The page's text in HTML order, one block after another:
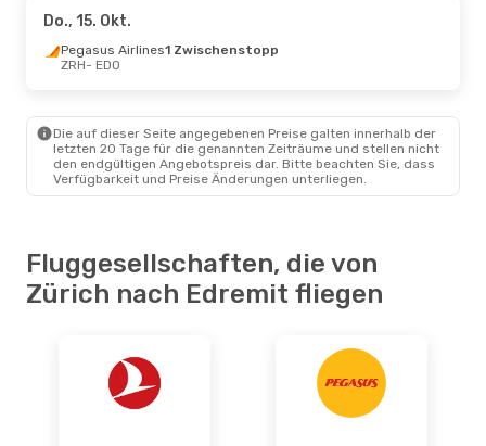
Pegasus Airlines
1 Zwischenstopp
ZRH- EDO
Turkish Airlines
1 Zwischenstopp
Mo., 5. Okt.- Mo., 12. Okt.
Pegasus Airlines
1 Zwischenstopp
ZRH- EDO
Pegasus Airlines
Do., 15. Okt.
Pegasus Airlines1 Zwischenstopp
ZRH- EDO
Die auf dieser Seite angegebenen Preise galten innerhalb der
letzten 20 Tage für die genannten Zeiträume und stellen nicht
den endgültigen Angebotspreis dar. Bitte beachten Sie, dass
Verfügbarkeit und Preise Änderungen unterliegen.
Fluggesellschaften, die von
Zürich nach Edremit fliegen